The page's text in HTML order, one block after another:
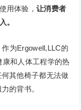
用体验，让消费者
。
为Ergowell,LLC的
和人体工程学的热
其他椅子都无法做
的背书。